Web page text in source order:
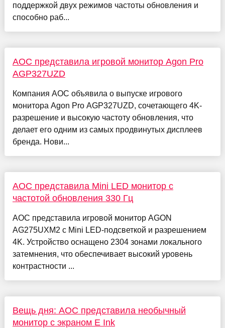
поддержкой двух режимов частоты обновления и
способно раб...
AOC представила игровой монитор Agon Pro
AGP327UZD
Компания AOC объявила о выпуске игрового
монитора Agon Pro AGP327UZD, сочетающего 4K-
разрешение и высокую частоту обновления, что
делает его одним из самых продвинутых дисплеев
бренда. Нови...
AOC представила Mini LED монитор с
частотой обновления 330 Гц
AOC представила игровой монитор AGON
AG275UXM2 с Mini LED-подсветкой и разрешением
4K. Устройство оснащено 2304 зонами локального
затемнения, что обеспечивает высокий уровень
контрастности ...
Вещь дня: AOC представила необычный
монитор с экраном E Ink